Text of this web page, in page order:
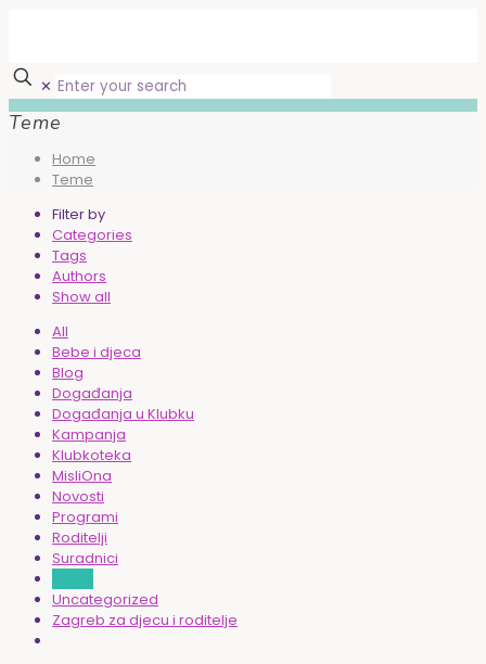
✕
Teme
Home
Teme
Filter by
Categories
Tags
Authors
Show all
All
Bebe i djeca
Blog
Događanja
Događanja u Klubku
Kampanja
Klubkoteka
MisliOna
Novosti
Programi
Roditelji
Suradnici
Uncategorized
Zagreb za djecu i roditelje